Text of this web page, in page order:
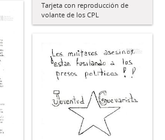
Tarjeta con reproducción de
volante de los CPL